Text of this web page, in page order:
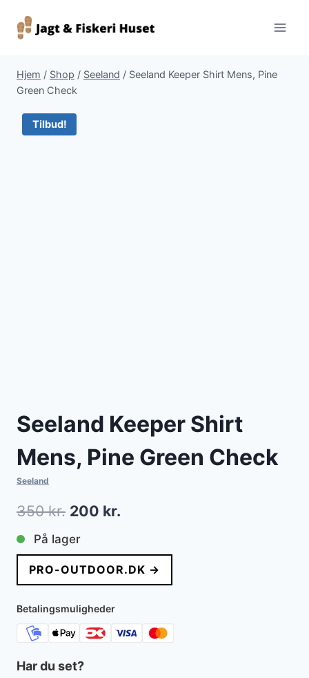
Hjem / Shop / Seeland / Seeland Keeper Shirt Mens, Pine
Green Check
Tilbud!
Seeland Keeper Shirt
Mens, Pine Green Check
Seeland
350kr. Den
oprindelige
pris
var:
350 kr..
200 kr.
pris
er:
På lager
PRO-OUTDOOR.DK →
Betalingsmuligheder
Har du set?